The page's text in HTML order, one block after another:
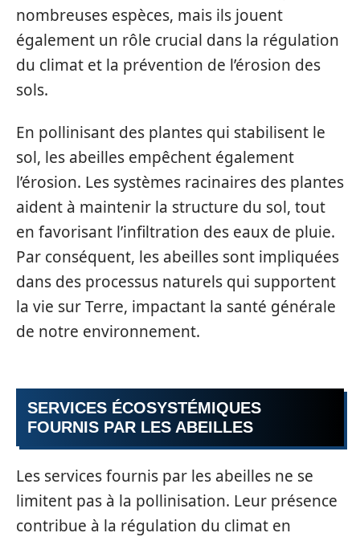
nombreuses espèces, mais ils jouent
également un rôle crucial dans la régulation
du climat et la prévention de l’érosion des
sols.
En pollinisant des plantes qui stabilisent le
sol, les abeilles empêchent également
l’érosion. Les systèmes racinaires des plantes
aident à maintenir la structure du sol, tout
en favorisant l’infiltration des eaux de pluie.
Par conséquent, les abeilles sont impliquées
dans des processus naturels qui supportent
la vie sur Terre, impactant la santé générale
de notre environnement.
SERVICES ÉCOSYSTÉMIQUES
FOURNIS PAR LES ABEILLES
Les services fournis par les abeilles ne se
limitent pas à la pollinisation. Leur présence
contribue à la régulation du climat en